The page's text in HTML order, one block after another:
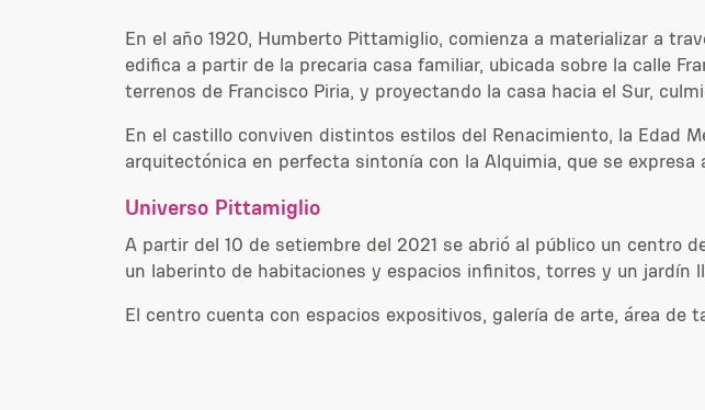
En el año 1920, Humberto Pittamiglio, comienza a materializar a
edifica a partir de la precaria casa familiar, ubicada sobre la calle
terrenos de Francisco Piria, y proyectando la casa hacia el Sur,
En el castillo conviven distintos estilos del Renacimiento, la Edad
arquitectónica en perfecta sintonía con la Alquimia, que se
Universo Pittamiglio
A partir del 10 de setiembre del 2021 se abrió al público un centro
un laberinto de habitaciones y espacios infinitos, torres y un jardín
El centro cuenta con espacios expositivos, galería de arte, área de